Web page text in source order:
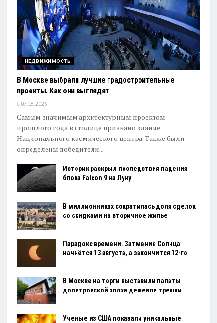
НЕДВИЖИМОСТЬ
В Москве выбрали лучшие градостроительные
проекты. Как они выглядят
07.08.2026
Самым значимым архитектурным проектом
прошлого года в столице признано здание
Национального космического центра. Также были
определены победители...
Историк раскрыл последствия падения
блока Falcon 9 на Луну
В миллионниках сократилась доля сделок
со скидками на вторичное жилье
Парадокс времени. Затмение Солнца
начнётся 13 августа, а закончится 12-го
В Москве на торги выставили палаты
допетровской эпохи дешевле трешки
Ученые из США показали уникальные